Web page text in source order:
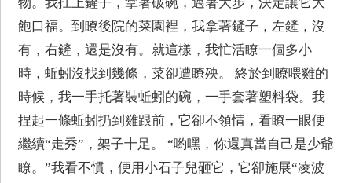
物。我扛上鏟子，拿著破碗，邁著大步，決定讓它大
飽口福。到瞭後院的菜園裡，我拿著鏟子，左鏟，沒
有，右鏟，還是沒有。就這樣，我忙活瞭一個多小
時，蚯蚓沒找到幾條，菜卻遭瞭殃。 終於到瞭喂雞的
時候，我一手托著裝蚯蚓的碗，一手套著塑料袋。我
捏起一條蚯蚓扔到雞跟前，它卻不領情，看瞭一眼便
繼續“走秀”，架子十足。 “喲嘿，你還真當自己是少爺
瞭。”我看不慣，便用小石子兒砸它，它卻施展“凌波